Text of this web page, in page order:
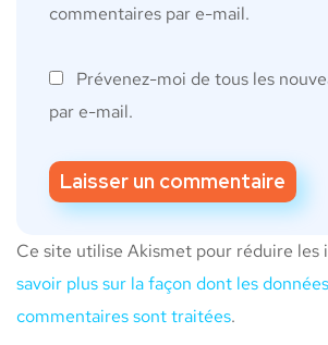
commentaires par e-mail.
Prévenez-moi de tous les
par e-mail.
Ce site utilise Akismet pour réduire les
savoir plus sur la façon dont les
commentaires sont traitées.